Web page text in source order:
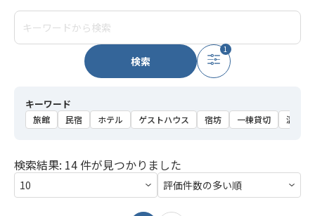
検索
1
キーワード
旅館 民宿 ホテル ゲストハウス 宿坊 一棟貸切 温泉
検索結果: 14 件が見つかりました